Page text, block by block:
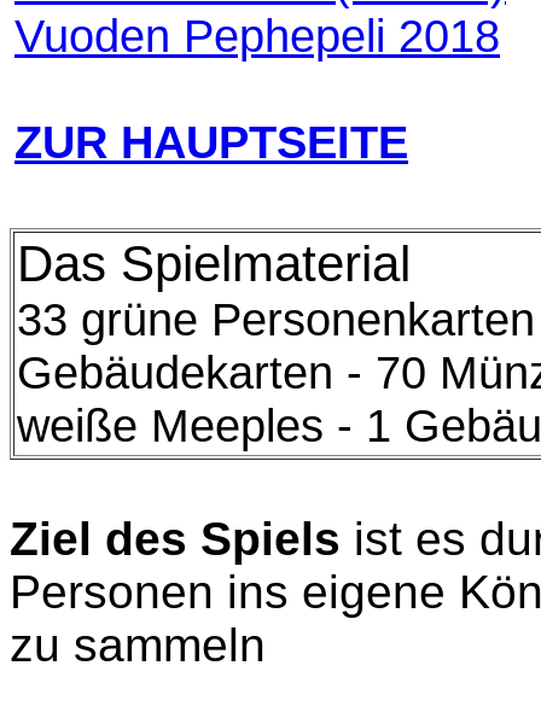
Vuoden Pephepeli 2018
ZUR HAUPTSEITE
Das Spielmaterial
33 grüne
Gebäudekarten - 70
weiße Meeples - 1
Ziel des Spiels ist es
Personen ins eigene
zu sammeln